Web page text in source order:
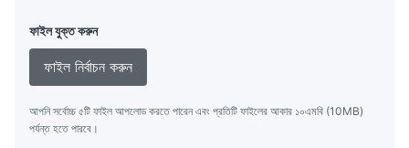
ফাইল যুক্ত করুন
ফাইল নির্বাচন করুন
আপনি সর্বোচ্চ ৫টি ফাইল আপলোড করতে পারেন এবং প্রতিটি ফাইলের আকার ১০এমবি (10MB)
পর্যন্ত হতে পারবে।